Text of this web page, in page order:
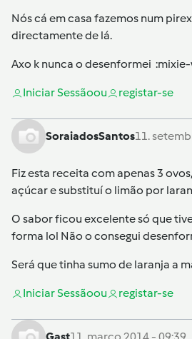
Nós cá em casa fazemos num
directamente de lá.
Axo k nunca o desenformei
Iniciar Sessãoou registar-se
SoraiadosSantos11.
Fiz esta receita com apenas 3
açúcar e substituí o limão por
O sabor ficou excelente só que
forma lol Não o consegui
Será que tinha sumo de laranja a
Iniciar Sessãoou registar-se